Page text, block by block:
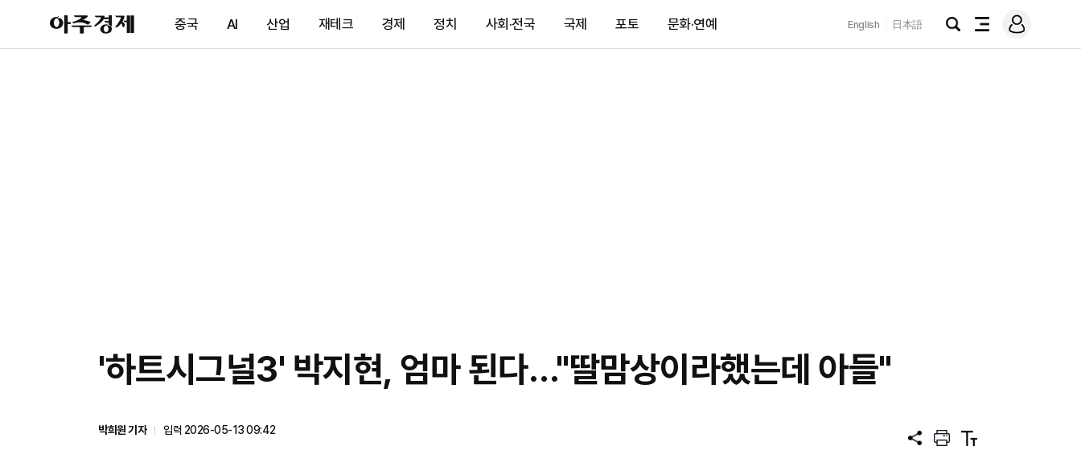
아
주
제
중국 AI 산업 재테크 경제 정치 사회·전국 국제 포토 문화·연예 English 日本語
검
전
메
그
'하트시그널3' 박지현, 엄마 된다…"딸맘상이라했는데 아들"
박희원 기자
입력 2026-05-13 09:42
공
프
텍